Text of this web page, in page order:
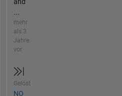
...
mehr
als 3
Jahre
vor
Gelöst
NO